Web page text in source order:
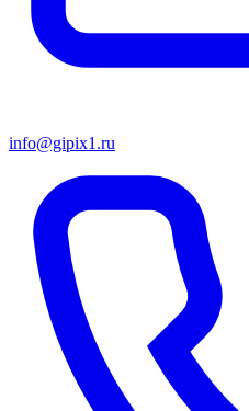
info@gipix1.ru